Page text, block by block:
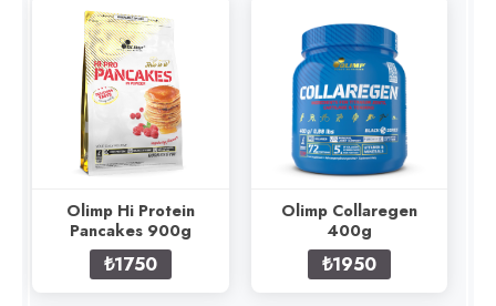
Olimp Hi Protein
Pancakes 900g
₺1750
Olimp Collaregen
400g
₺1950